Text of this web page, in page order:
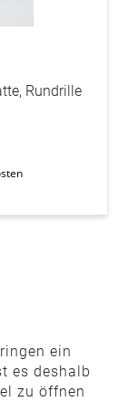
Rundrille
ein
es deshalb
zu öffnen